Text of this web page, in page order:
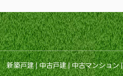
新築戸建|中古戸建|中古マンション